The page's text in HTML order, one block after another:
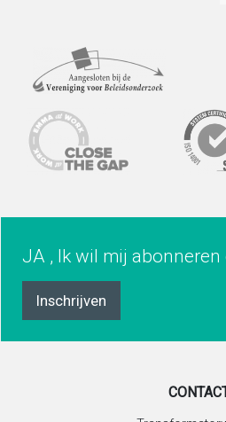
JA , Ik wil mij
Inschrijven